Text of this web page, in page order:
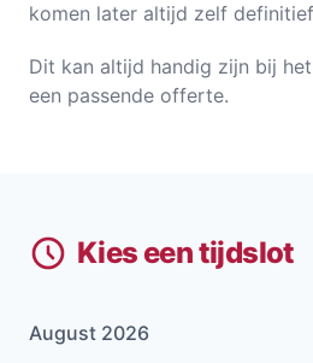
komen later altijd zelf
Dit kan altijd handig zijn bij
een passende offerte.
Kies een tijdslot
August 2026